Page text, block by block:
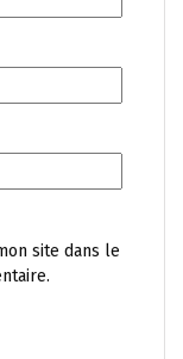
site dans le